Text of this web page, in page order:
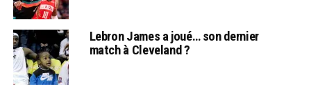
Lebron James a joué… son dernier
match à Cleveland ?